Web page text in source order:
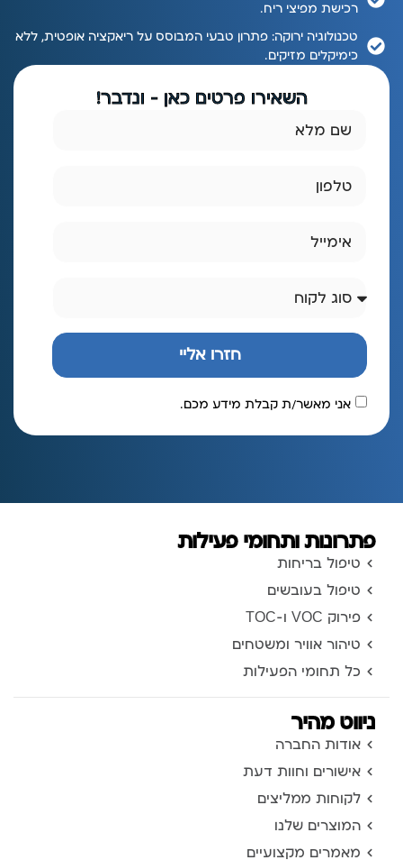
רכישת מפיצי ריח.
טכנולוגיה ירוקה: פתרון טבעי המבוסס על ריאקציה אופטית, ללא
כימיקלים מזיקים.
השאירו פרטים כאן - ונדבר!
אני מאשר/ת קבלת מידע מכם.
חזרו אליי
פתרונות ותחומי פעילות
טיפול בריחות
טיפול בעובשים
פירוק VOC ו-TOC
טיהור אוויר ומשטחים
כל תחומי הפעילות
ניווט מהיר
אודות החברה
אישורים וחוות דעת
לקוחות ממליצים
המוצרים שלנו
מאמרים מקצועיים